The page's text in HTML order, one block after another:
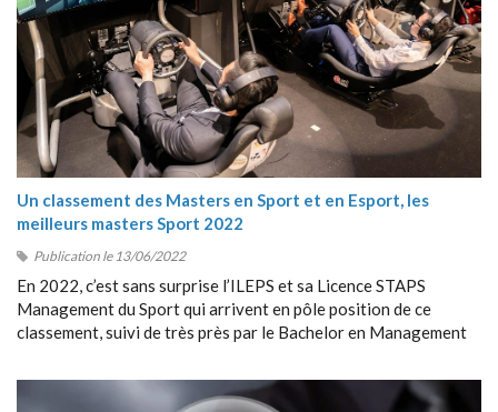
Un classement des Masters en Sport et en Esport, les
meilleurs masters Sport 2022
Publication le 13/06/2022
En 2022, c’est sans surprise l’ILEPS et sa Licence STAPS
Management du Sport qui arrivent en pôle position de ce
classement, suivi de très près par le Bachelor en Management